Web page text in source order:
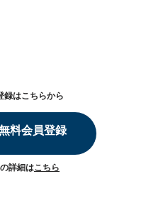
録はこちらから
料会員登録
詳細はこちら